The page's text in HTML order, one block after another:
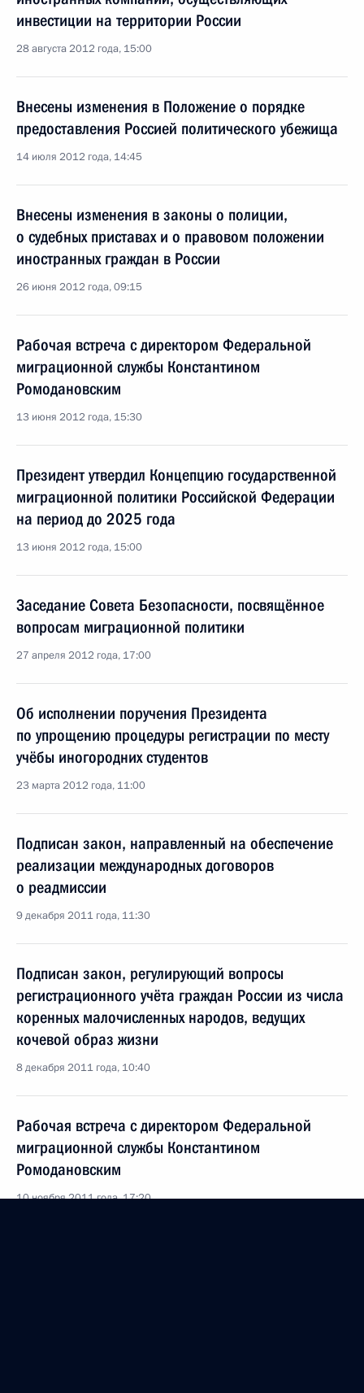
инвестиции на территории России
28 августа 2012 года, 15:00
Внесены изменения в Положение о порядке
предоставления Россией политического убежища
14 июля 2012 года, 14:45
Внесены изменения в законы о полиции,
о судебных приставах и о правовом положении
иностранных граждан в России
26 июня 2012 года, 09:15
Рабочая встреча с директором Федеральной
миграционной службы Константином
Ромодановским
13 июня 2012 года, 15:30
Президент утвердил Концепцию государственной
миграционной политики Российской Федерации
на период до 2025 года
13 июня 2012 года, 15:00
Заседание Совета Безопасности, посвящённое
вопросам миграционной политики
27 апреля 2012 года, 17:00
Об исполнении поручения Президента
по упрощению процедуры регистрации по месту
учёбы иногородних студентов
23 марта 2012 года, 11:00
Подписан закон, направленный на обеспечение
реализации международных договоров
о реадмиссии
9 декабря 2011 года, 11:30
Подписан закон, регулирующий вопросы
регистрационного учёта граждан России из числа
коренных малочисленных народов, ведущих
кочевой образ жизни
8 декабря 2011 года, 10:40
Рабочая встреча с директором Федеральной
миграционной службы Константином
Ромодановским
10 ноября 2011 года, 17:20